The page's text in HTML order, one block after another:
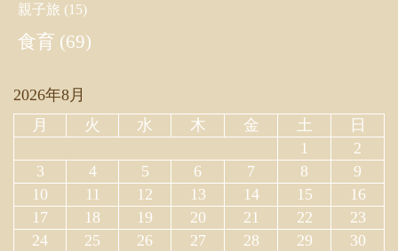
親子旅 (15)
食育 (69)
2026年8月
月
火 水 木 金 土
日
1
2
3
4 5 6 7 8
9
10
11 12 13 14 15
16
17
18 19 20 21 22
23
24
25 26 27 28 29
30